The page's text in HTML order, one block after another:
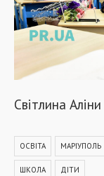
Світлина
ОСВІТА МАРІУПОЛЬ
ШКОЛА ДІТИ